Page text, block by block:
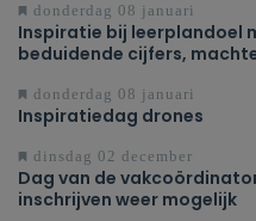
donderdag 08 januari
Inspiratie bij leerplandoel
beduidende cijfers,
donderdag 08 januari
Inspiratiedag drones
dinsdag 02 december
Dag van de
inschrijven weer mogelijk